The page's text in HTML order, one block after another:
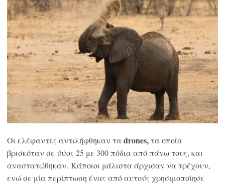
Οι ελέφαντες αντιλήφθηκαν ταdrones,τα οποία
βρισκόταν σε ύψος 25 με 300 πόδια από πάνω τους, και
αναστατώθηκαν. Κάποιοι μάλιστα άρχισαν να τρέχουν,
ενώ σε μία περίπτωση ένας από αυτούς χρησιμοποίησε